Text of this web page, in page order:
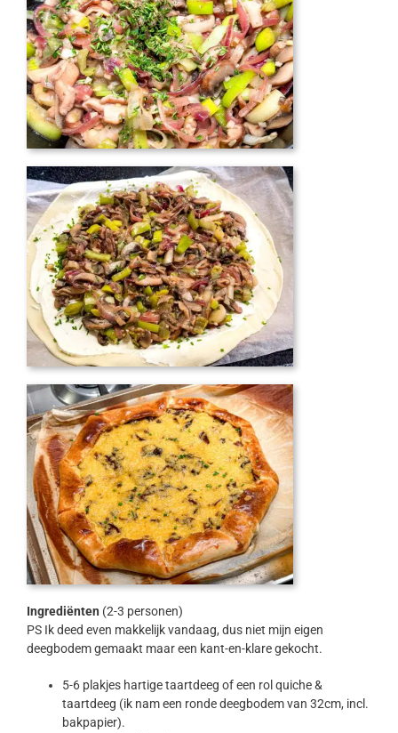
Ingrediënten (2-3 personen)
PS Ik deed even makkelijk vandaag, dus niet mijn eigen
deegbodem gemaakt maar een kant-en-klare gekocht.
5-6 plakjes hartige taartdeeg of een rol quiche &
taartdeeg (ik nam een ronde deegbodem van 32cm, incl.
bakpapier).